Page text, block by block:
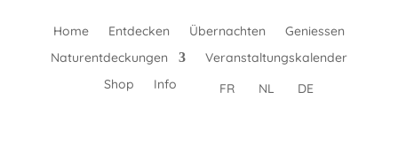
Home Entdecken Übernachten
Geniessen
Naturentdeckungen
Veranstaltungskalender
Shop
Info FR NL DE